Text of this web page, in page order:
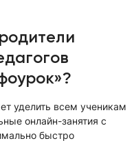
уделить всем ученикам
онлайн-занятия с
быстро